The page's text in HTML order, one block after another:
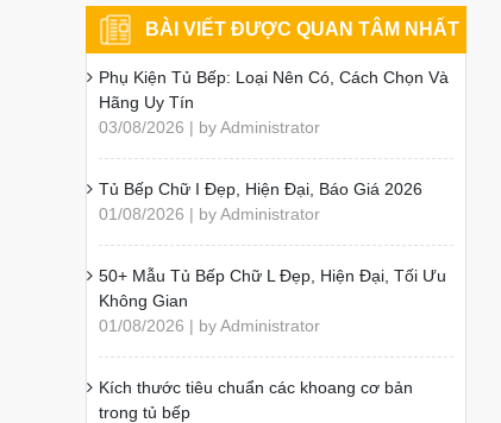
BÀI VIẾT ĐƯỢC QUAN TÂM NHẤT
Phụ Kiện Tủ Bếp: Loại Nên Có, Cách Chọn Và
Hãng Uy Tín
03/08/2026 | by Administrator
Tủ Bếp Chữ I Đẹp, Hiện Đại, Báo Giá 2026
01/08/2026 | by Administrator
50+ Mẫu Tủ Bếp Chữ L Đẹp, Hiện Đại, Tối Ưu
Không Gian
01/08/2026 | by Administrator
Kích thước tiêu chuẩn các khoang cơ bản
trong tủ bếp